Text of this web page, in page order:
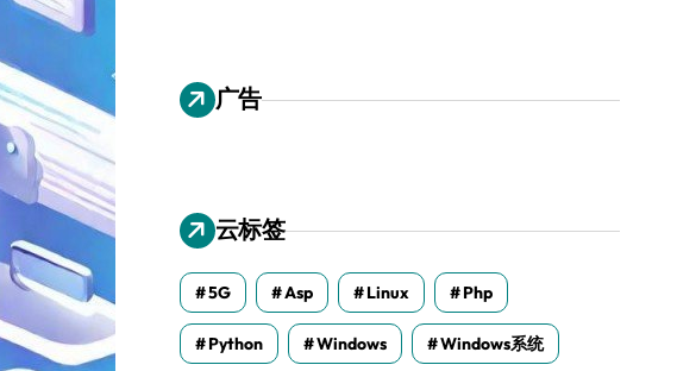
广告
云标签
5G Asp Linux Php
Python Windows Windows系统